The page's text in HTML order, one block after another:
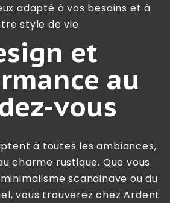
adapté à vos besoins et à
style de vie.
et
au
vous
à toutes les ambiances,
charme rustique. Que vous
scandinave ou du
vous trouverez chez Ardent